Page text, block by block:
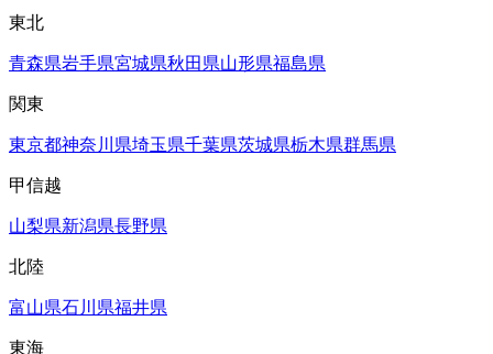
東北
青森県岩手県宮城県秋田県山形県福島県
関東
東京都神奈川県埼玉県千葉県茨城県栃木県群馬県
甲信越
山梨県新潟県長野県
北陸
富山県石川県福井県
東海